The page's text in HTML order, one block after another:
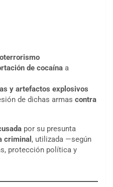
de cocaína a
y artefactos explosivos
de dichas armas contra
por su presunta
criminal , utilizada —según
protección política y